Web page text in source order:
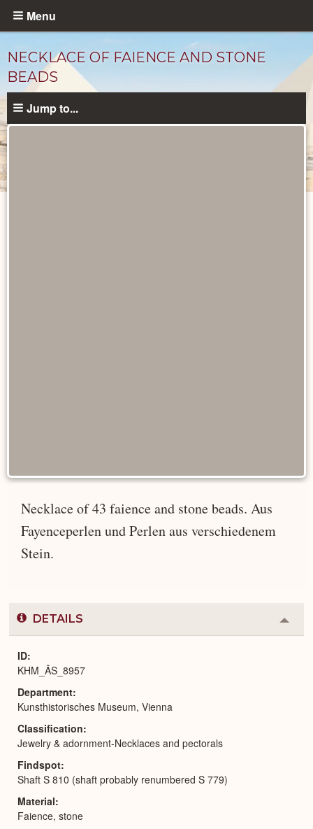
Skip
content
Menu
NECKLACE OF FAIENCE AND STONE
BEADS
Jump to...
Necklace of 43 faience and stone beads. Aus
Fayenceperlen und Perlen aus verschiedenem
Stein.
DETAILS
or
ID
KHM_ÄS_8957
Department
Kunsthistorisches Museum, Vienna
Classification
Jewelry & adornment-Necklaces and pectorals
Findspot
Shaft S 810 (shaft probably renumbered S 779)
Material
Faience, stone